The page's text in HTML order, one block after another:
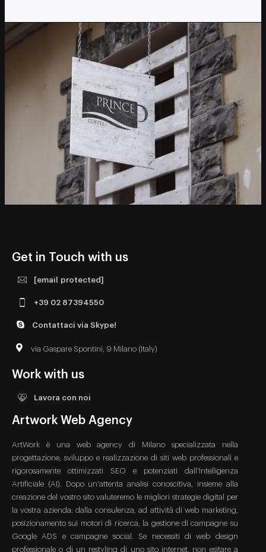
Get in Touch with us
[email protected]
+39 02 87394550
Contattaci via Skype!
via Gaspare Spontini, 9 Milano (Italy)
Work with us
Lavora con noi
Artwork Web Agency
ArtWork è una web agency di Milano specializzata nella
progettazione, sviluppo e realizzazione di siti web professionali e
rigorosamente ottimizzati SEO e potenziati dall'Intelligenza
Artificiale (AI). Dopo un'attenta analisi conoscitiva, insieme alla
creazione del vostro sito valuteremo le migliori strategie digital per
la vostra azienda: dalla consulenza, ad attività di web marketing,
posizionamento sui motori di ricerca, la gestione di campagne su
Google ADS e campagne social. Se necessiti di web design
professionale o di un restyling di uno sito internet, non esitare a